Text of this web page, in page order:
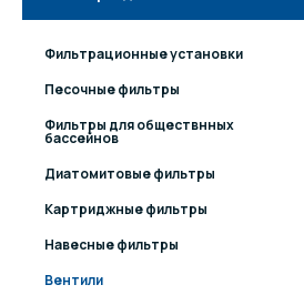
Фильтрационные установки
Песочные фильтры
Фильтры для обществнных
бассейнов
Диатомитовые фильтры
Картриджные фильтры
Навесные фильтры
Вентили